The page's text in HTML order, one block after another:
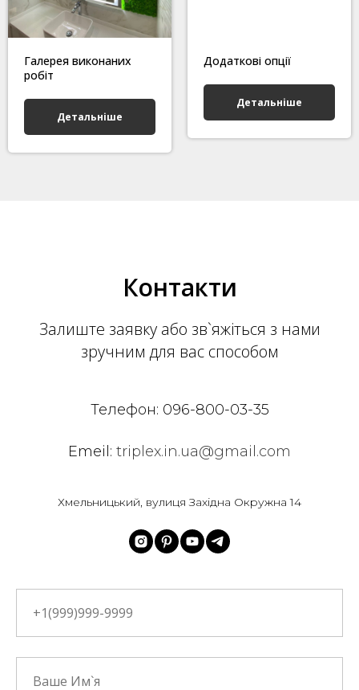
Галерея виконаних
робіт
Детальніше
Додаткові опції
Детальніше
Контакти
Залиште заявку або зв`яжіться з нами
зручним для вас способом
Телефон: 096-800-03-35
Emeil: triplex.in.ua@gmail.com
Хмельницький, вулиця Західна Окружна 14